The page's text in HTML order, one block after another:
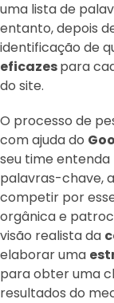
uma lista de
entanto, depois
identificação de
eficazespara
do site.
O processo de
com ajuda do
seu time
palavras-chave,
competir por
orgânica e
visão realista da
elaborar uma
para obter uma
resultados do